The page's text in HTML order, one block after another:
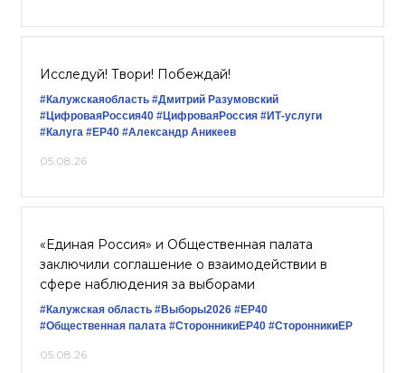
Исследуй! Твори! Побеждай!
#Калужскаяобласть #Дмитрий Разумовский
#ЦифроваяРоссия40 #ЦифроваяРоссия #ИТ-услуги
#Калуга #ЕР40 #Александр Аникеев
05.08.26
«Единая Россия» и Общественная палата
заключили соглашение о взаимодействии в
сфере наблюдения за выборами
#Калужская область #Выборы2026 #ЕР40
#Общественная палата #СторонникиЕР40 #СторонникиЕР
05.08.26